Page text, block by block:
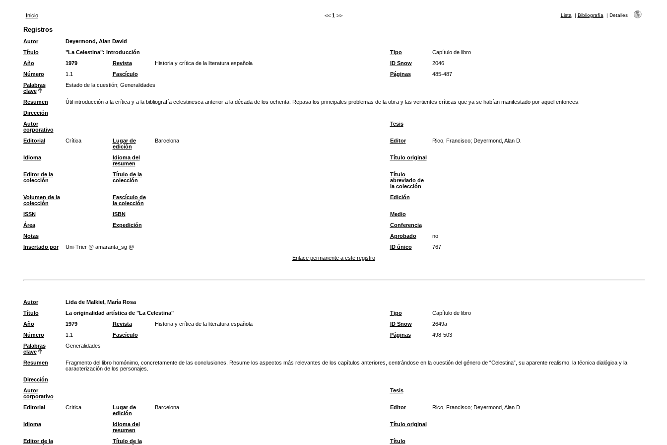
Inicio << 1 >> Lista | Bibliografía | Detalles
Registros
Autor
Deyermond, Alan David
Título
"La Celestina": Introducción Tipo
Capítulo de libro
Año
1979 Revista Historia y crítica de la literatura española ID Snow
2046
Número
1.1 Fascículo Páginas
485-487
Palabras
clave
Estado de la cuestión; Generalidades
Resumen
Útil introducción a la crítica y a la bibliografía celestinesca anterior a la década de los ochenta. Repasa los principales problemas de la obra y las vertientes críticas que ya se habían manifestado por aquel entonces.
Dirección
Autor
corporativo
Tesis
Editorial Crítica
Lugar de
edición
Barcelona Editor Rico, Francisco; Deyermond, Alan D.
Idioma
Idioma del
resumen
Título original
Editor de la
colección
Título de la
colección
Título
abreviado de
la colección
Volumen de la
colección
Fascículo de
la colección
Edición
ISSN ISBN
Medio
Área
Expedición
Conferencia
Notas
Aprobado
no
Insertado por
Uni-Trier @ amaranta_sg @ ID único
767
Enlace permanente a este registro
Autor
Lida de Malkiel, María Rosa
Título
La originalidad artística de "La Celestina" Tipo
Capítulo de libro
Año
1979 Revista Historia y crítica de la literatura española ID Snow
2649a
Número
1.1 Fascículo Páginas
498-503
Palabras
clave
Generalidades
Resumen
Fragmento del libro homónimo, concretamente de las conclusiones. Resume los aspectos más relevantes de los capítulos anteriores, centrándose en la cuestión del género de “Celestina”, su aparente realismo, la técnica dialógica y la
caracterización de los personajes.
Dirección
Autor
corporativo
Tesis
Editorial Crítica
Lugar de
edición
Barcelona Editor Rico, Francisco; Deyermond, Alan D.
Idioma
Idioma del
resumen
Título original
Editor de la
Título de la
Título